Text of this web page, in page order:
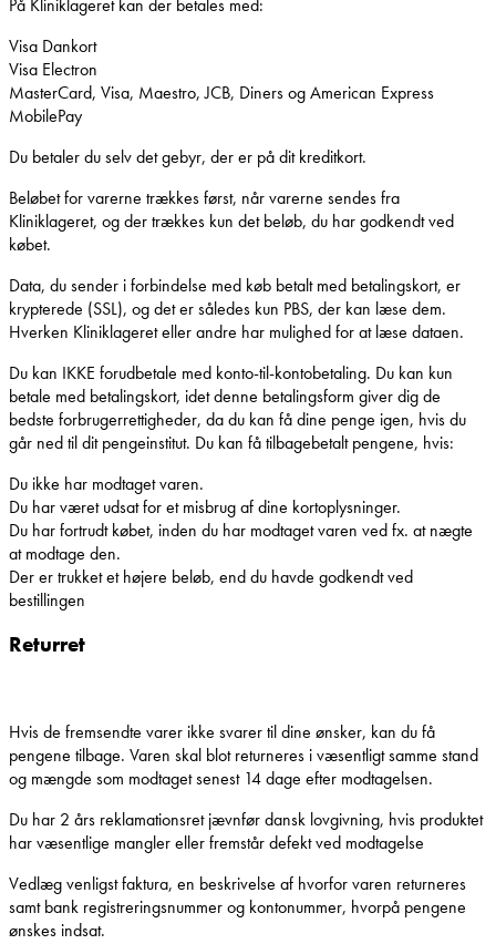
Visa Dankort
Visa Electron
MasterCard, Visa, Maestro, JCB, Diners og American Express
MobilePay
Du betaler du selv det gebyr, der er på dit kreditkort.
Beløbet for varerne trækkes først, når varerne sendes fra
Kliniklageret, og der trækkes kun det beløb, du har godkendt ved
købet.
Data, du sender i forbindelse med køb betalt med betalingskort, er
krypterede (SSL), og det er således kun PBS, der kan læse dem.
Hverken Kliniklageret eller andre har mulighed for at læse dataen.
Du kan IKKE forudbetale med konto-til-kontobetaling. Du kan kun
betale med betalingskort, idet denne betalingsform giver dig de
bedste forbrugerrettigheder, da du kan få dine penge igen, hvis du
går ned til dit pengeinstitut. Du kan få tilbagebetalt pengene, hvis:
Du ikke har modtaget varen.
Du har været udsat for et misbrug af dine kortoplysninger.
Du har fortrudt købet, inden du har modtaget varen ved fx. at nægte
at modtage den.
Der er trukket et højere beløb, end du havde godkendt ved
bestillingen
Returret
Hvis de fremsendte varer ikke svarer til dine ønsker, kan du få
pengene tilbage. Varen skal blot returneres i væsentligt samme stand
og mængde som modtaget senest 14 dage efter modtagelsen.
Du har 2 års reklamationsret jævnfør dansk lovgivning, hvis produktet
har væsentlige mangler eller fremstår defekt ved modtagelse
Vedlæg venligst faktura, en beskrivelse af hvorfor varen returneres
samt bank registreringsnummer og kontonummer, hvorpå pengene
ønskes indsat.